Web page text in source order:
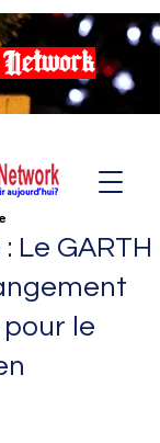
Le GARTH
le